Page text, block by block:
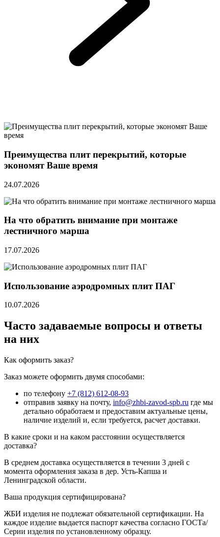
Преимущества плит перекрытий, которые
экономят Ваше время
24.07.2026
На что обратить внимание при монтаже
лестничного марша
17.07.2026
Использование аэродромных плит ПАГ
10.07.2026
Часто задаваемые вопросы и ответы
на них
Как оформить заказ?
Заказ можете оформить двумя способами:
по телефону +7 (812) 612-08-93
отправив заявку на почту, info@zhbi-zavod-spb.ru где мы
детально обработаем и предоставим актуальные цены,
наличие изделий и, если требуется, расчет доставки.
В какие сроки и на каком расстоянии осуществляется
доставка?
В среднем доставка осуществляется в течении 3 дней с
момента оформления заказа в дер. Усть-Капша и
Ленинградской области.
Ваша продукция сертифицирована?
ЖБИ изделия не подлежат обязательной сертификации. На
каждое изделие выдается паспорт качества согласно ГОСТа/
Серии изделия по установленному образцу.